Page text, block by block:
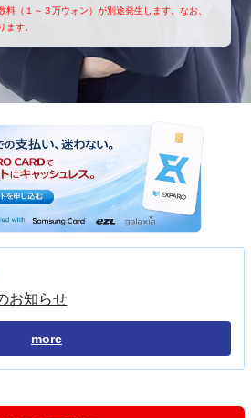
（１～３万ウォン）が別途発生します。なお、
ます。
お知らせ
more